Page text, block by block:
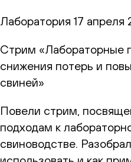
Лаборатория 17 апреля
Стрим «Лабораторные
снижения потерь и
свиней»
Повели стрим,
подходам к
свиноводстве.